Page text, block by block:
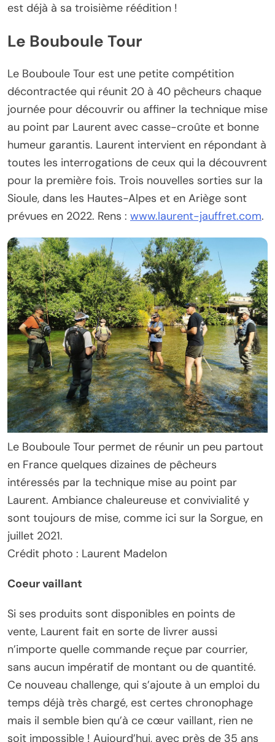
est déjà à sa troisième réédition !
Le Bouboule Tour
Le Bouboule Tour est une petite compétition
décontractée qui réunit 20 à 40 pêcheurs chaque
journée pour découvrir ou affiner la technique mise
au point par Laurent avec casse-croûte et bonne
humeur garantis. Laurent intervient en répondant à
toutes les interrogations de ceux qui la découvrent
pour la première fois. Trois nouvelles sorties sur la
Sioule, dans les Hautes-Alpes et en Ariège sont
prévues en 2022. Rens : www.laurent-jauffret.com.
Le Bouboule Tour permet de réunir un peu partout
en France quelques dizaines de pêcheurs
intéressés par la technique mise au point par
Laurent. Ambiance chaleureuse et convivialité y
sont toujours de mise, comme ici sur la Sorgue, en
juillet 2021.
Crédit photo : Laurent Madelon
Coeur vaillant
Si ses produits sont disponibles en points de
vente, Laurent fait en sorte de livrer aussi
n’importe quelle commande reçue par courrier,
sans aucun impératif de montant ou de quantité.
Ce nouveau challenge, qui s’ajoute à un emploi du
temps déjà très chargé, est certes chronophage
mais il semble bien qu’à ce cœur vaillant, rien ne
soit impossible ! Aujourd’hui, avec près de 35 ans